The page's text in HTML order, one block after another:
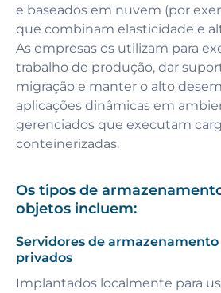
e baseados em nuvem (por
que combinam elasticidade e
As empresas os utilizam para
trabalho de produção, dar
migração e manter o alto
aplicações dinâmicas em
gerenciados que executam
conteinerizadas.
Os tipos de
objetos incluem:
Servidores de
privados
Implantados localmente para